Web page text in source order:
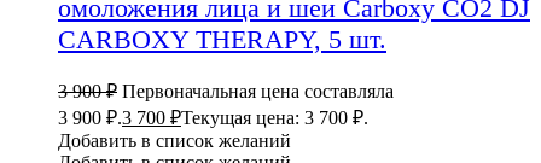
омоложения лица и шеи Carboxy CO2 DJ
CARBOXY THERAPY, 5 шт.
3 900₽ Первоначальная цена составляла
3 900 ₽.3 700 ₽Текущая цена: 3 700 ₽.
Добавить в список желаний